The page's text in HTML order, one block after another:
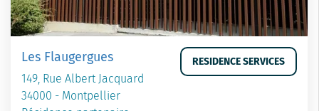
Les Flaugergues
149, Rue Albert Jacquard
34000 - Montpellier
RESIDENCE SERVICES